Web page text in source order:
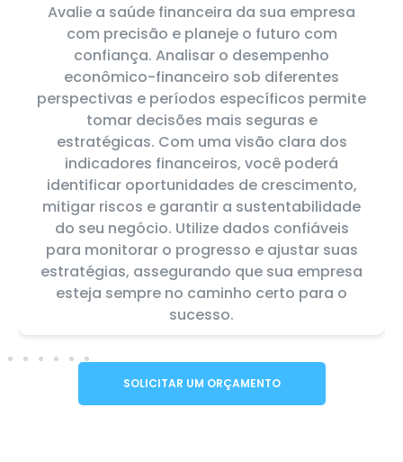
Avalie a saúde financeira da sua empresa
com precisão e planeje o futuro com
confiança. Analisar o desempenho
econômico-financeiro sob diferentes
perspectivas e períodos específicos permite
tomar decisões mais seguras e
estratégicas. Com uma visão clara dos
indicadores financeiros, você poderá
identificar oportunidades de crescimento,
mitigar riscos e garantir a sustentabilidade
do seu negócio. Utilize dados confiáveis
para monitorar o progresso e ajustar suas
estratégias, assegurando que sua empresa
esteja sempre no caminho certo para o
sucesso.
SOLICITAR UM ORÇAMENTO